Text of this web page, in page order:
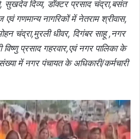
दिव्य, डॉक्टर प्रसाद चंद्रा,बसंत
एवं गणमान्य नागरिकों में नेतराम श्रीवास,
चंद्रा,मुरली धीवर, दिगंबर साहू ,नगर
प्रसाद गहरवार,एवं नगर पालिका के
में नगर पंचायत के अधिकारी/कर्मचारी